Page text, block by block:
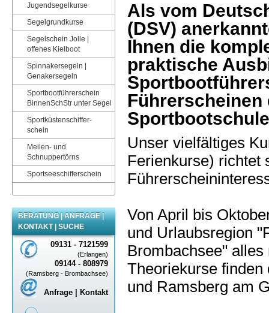
Jugendsegelkurse
Segelgrundkurse
Segelschein Jolle |
offenes Kielboot
Spinnakersegeln |
Genakersegeln
Sportbootführerschein
BinnenSchStr unter Segel
Sportküstenschiffer-
schein
Meilen- und
Schnuppertörns
Sportseeschifferschein
BERATUNG | ANFRAGE |
KONTAKT | SUCHE
09131 - 7121599
(Erlangen)
09144 - 808979
(Ramsberg - Brombachsee)
Anfrage | Kontakt
Als vom
(DSV)
Ihnen die
praktische
Führerscheinen
Unser vielfältiges
Ferienkurse) richtet
Von April bis
und Urlaubsregion
Brombachsee"
Theoriekurse finden
und Ramsberg am